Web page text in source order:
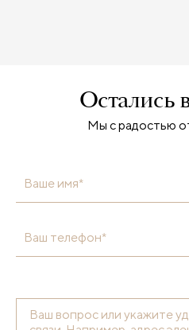
Остались
Мы с радостью
Ваше имя*
Ваш телефон*